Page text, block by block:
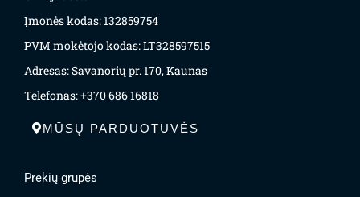
Įmonės kodas: 132859754
PVM mokėtojo kodas: LT328597515
Adresas: Savanorių pr. 170, Kaunas
Telefonas: +370 686 16818
MŪSŲ PARDUOTUVĖS
Prekių grupės